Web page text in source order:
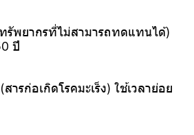
รัพยากรที่ไม่สามารถทดแทนได้)
ปี
รก่อเกิดโรคมะเร็ง) ใช้เวลาย่อย